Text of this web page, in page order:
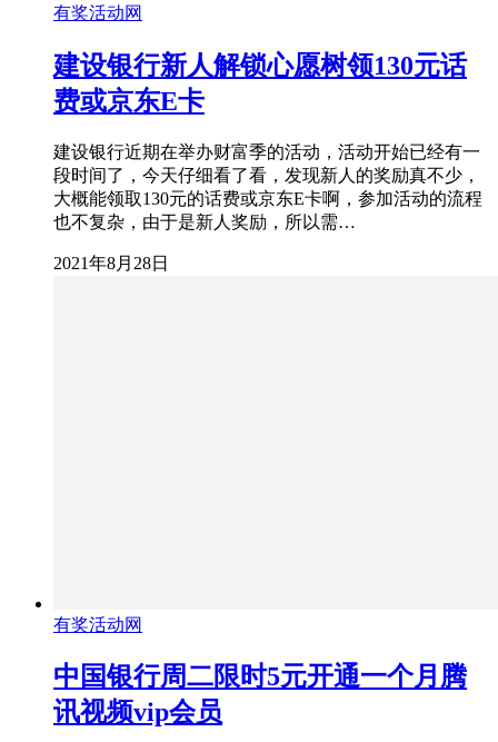
有奖活动网
建设银行新人解锁心愿树领130元话
费或京东E卡
建设银行近期在举办财富季的活动，活动开始已经有一
段时间了，今天仔细看了看，发现新人的奖励真不少，
大概能领取130元的话费或京东E卡啊，参加活动的流程
也不复杂，由于是新人奖励，所以需…
2021年8月28日
有奖活动网
中国银行周二限时5元开通一个月腾
讯视频vip会员